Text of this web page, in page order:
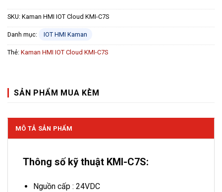
SKU: Kaman HMI IOT Cloud KMI-C7S
Danh mục: IOT HMI Kaman
Thẻ: Kaman HMI IOT Cloud KMI-C7S
SẢN PHẨM MUA KÈM
MÔ TẢ SẢN PHẨM
Thông số kỹ thuật KMI-C7S:
Nguồn cấp : 24VDC